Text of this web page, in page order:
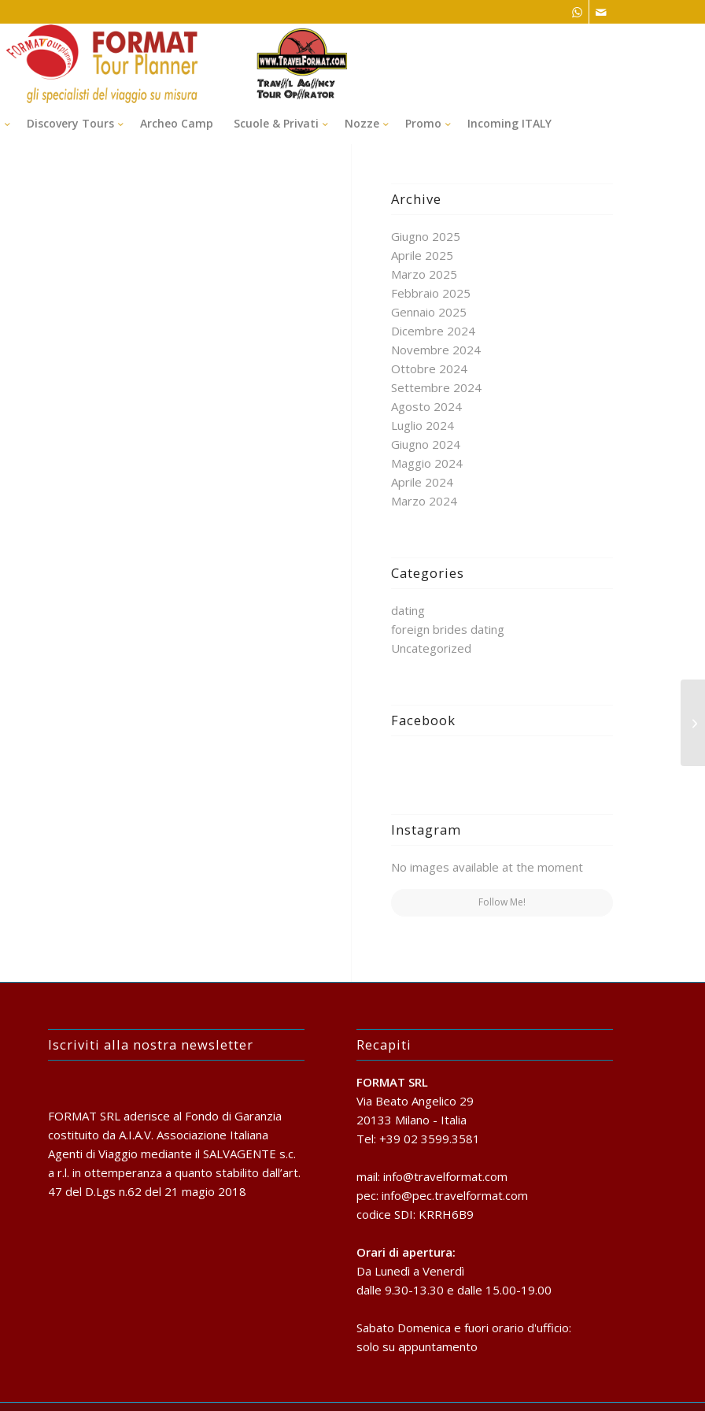
Discovery Tours Archeo Camp Scuole & Privati Nozze Promo Incoming ITALY
Archive
Giugno 2025
Aprile 2025
Marzo 2025
Febbraio 2025
Gennaio 2025
Dicembre 2024
Novembre 2024
Ottobre 2024
Settembre 2024
Agosto 2024
Luglio 2024
Giugno 2024
Maggio 2024
Aprile 2024
Marzo 2024
Categories
dating
foreign brides dating
Uncategorized
Facebook
Instagram
No images available at the moment
Follow Me!
Iscriviti alla nostra newsletter
FORMAT SRL aderisce al Fondo di Garanzia
costituito da A.I.A.V. Associazione Italiana
Agenti di Viaggio mediante il SALVAGENTE s.c.
a r.l. in ottemperanza a quanto stabilito dall’art.
47 del D.Lgs n.62 del 21 magio 2018
Recapiti
FORMAT SRL
Via Beato Angelico 29
20133 Milano - Italia
Tel: +39 02 3599.3581
mail:info@travelformat.com
pec:info@pec.travelformat.com
codice SDI: KRRH6B9
Orari di apertura:
Da Lunedì a Venerdì
dalle 9.30-13.30 e dalle 15.00-19.00
Sabato Domenica e fuori orario d'ufficio:
solo su appuntamento